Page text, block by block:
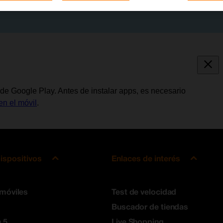
Google Play. Antes de instalar apps, es necesario
el móvil .
Enlaces de interés
Test de velocidad
Buscador de tiendas